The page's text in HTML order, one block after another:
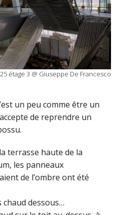
étage 3 @ Giuseppe De Francesco
un peu comme être un
de reprendre un
terrasse haute de la
les panneaux
de l’ombre ont été
dessous…